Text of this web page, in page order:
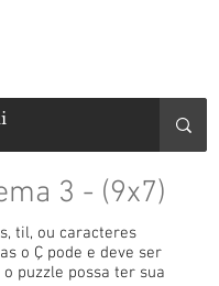
3 - (9x7)
til, ou caracteres
o Ç pode e deve ser
puzzle possa ter sua